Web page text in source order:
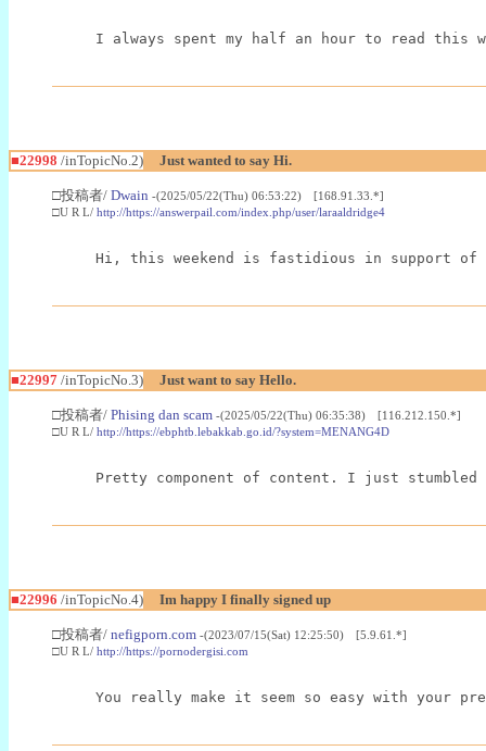
I always spent my half an hour to read
■22998 /inTopicNo.2) Just wanted to say Hi.
□投稿者/ Dwain -(2025/05/22(Thu) 06:53:22) [168.91.33.*]
□U R L/ http://https://answerpail.com/index.php/user/laraaldridge4
Hi, this weekend is fastidious in support of
■22997 /inTopicNo.3) Just want to say Hello.
□投稿者/ Phising dan scam -(2025/05/22(Thu) 06:35:38) [116.212.150.*]
□U R L/ http://https://ebphtb.lebakkab.go.id/?system=MENANG4D
Pretty component of content. I just
■22996 /inTopicNo.4) Im happy I finally signed up
□投稿者/ nefigporn.com -(2023/07/15(Sat) 12:25:50) [5.9.61.*]
□U R L/ http://https://pornodergisi.com
You really make it seem so easy with your